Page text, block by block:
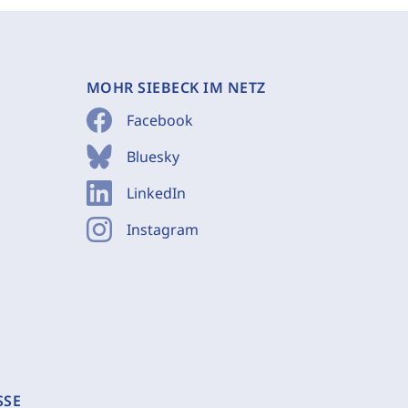
MOHR SIEBECK IM NETZ
Facebook
Bluesky
LinkedIn
Instagram